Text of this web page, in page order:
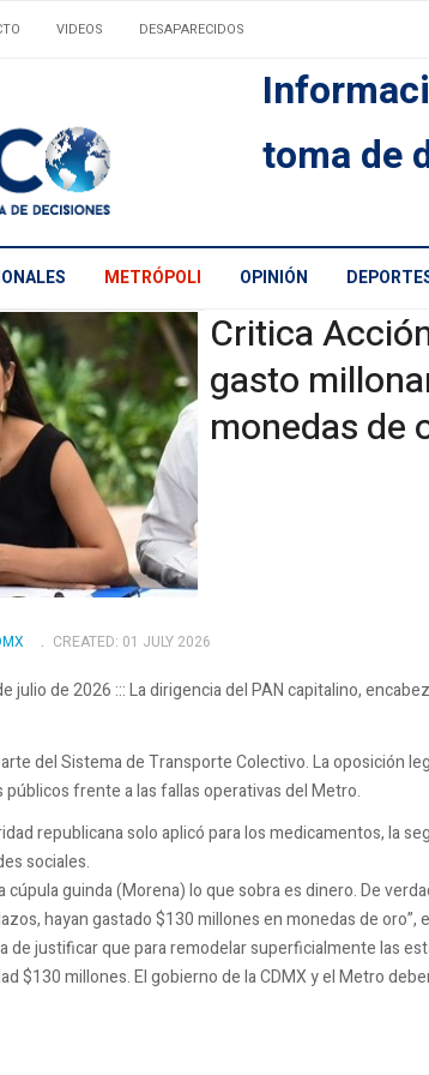
VIDEOS DESAPARECIDOS
toma de
METRÓPOLI OPINIÓN
Critica
gasto
monedas de
CREATED: 01 JULY 2026
julio de 2026 ::: La dirigencia del PAN capitalino,
del Sistema de Transporte Colectivo. La oposición
frente a las fallas operativas del Metro.
republicana solo aplicó para los medicamentos, la
sociales.
cúpula guinda (Morena) lo que sobra es dinero. De
hayan gastado $130 millones en monedas de oro”,
de justificar que para remodelar superficialmente las
$130 millones. El gobierno de la CDMX y el Metro